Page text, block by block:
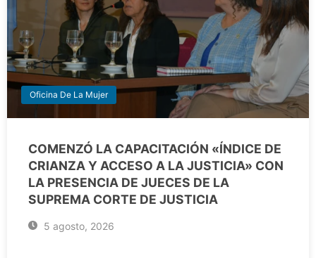
Oficina De La Mujer
COMENZÓ LA CAPACITACIÓN «ÍNDICE DE
CRIANZA Y ACCESO A LA JUSTICIA» CON
LA PRESENCIA DE JUECES DE LA
SUPREMA CORTE DE JUSTICIA
5 agosto, 2026